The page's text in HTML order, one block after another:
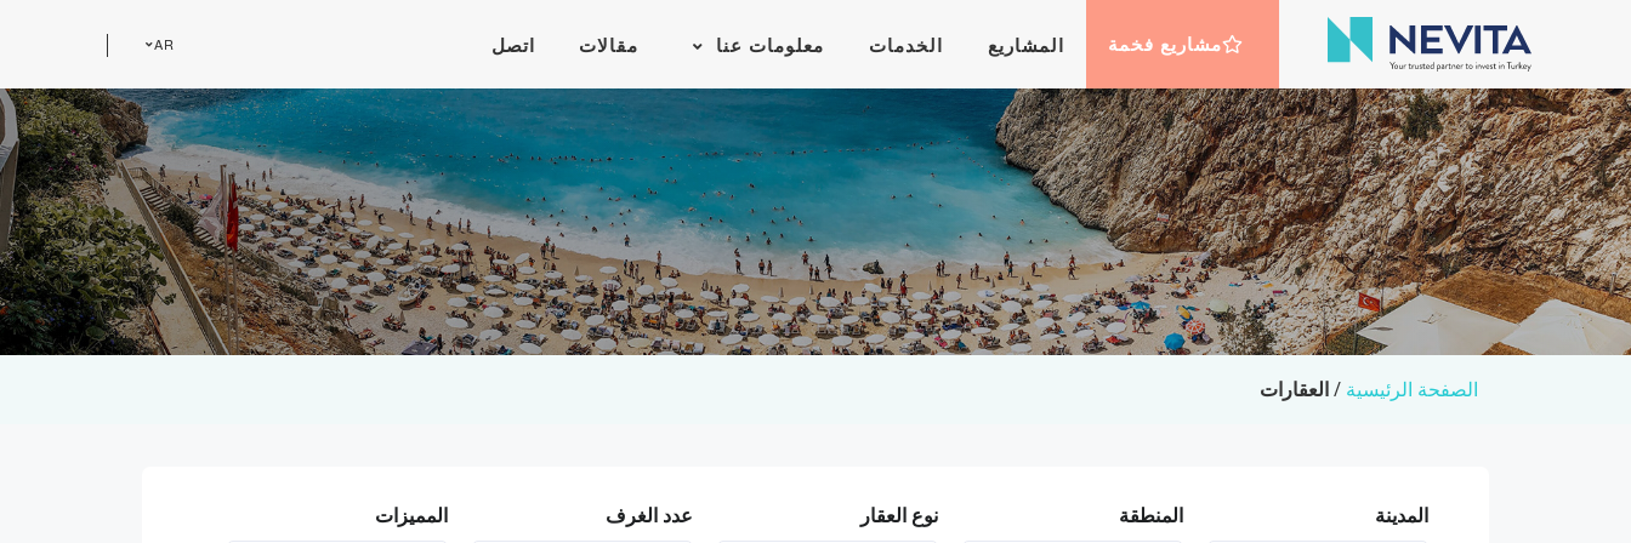
مشاريع فخمة المشاريع الخدمات معلومات عنا مقالات اتصل AR
الصفحة الرئيسية /العقارات
المدينة المنطقة نوع العقار عدد الغرف المميزات